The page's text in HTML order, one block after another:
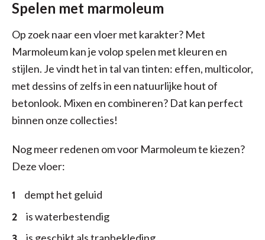
Spelen met marmoleum
Op zoek naar een vloer met karakter? Met
Marmoleum kan je volop spelen met kleuren en
stijlen. Je vindt het in tal van tinten: effen, multicolor,
met dessins of zelfs in een natuurlijke hout of
betonlook. Mixen en combineren? Dat kan perfect
binnen onze collecties!
Nog meer redenen om voor Marmoleum te kiezen?
Deze vloer:
dempt het geluid
is waterbestendig